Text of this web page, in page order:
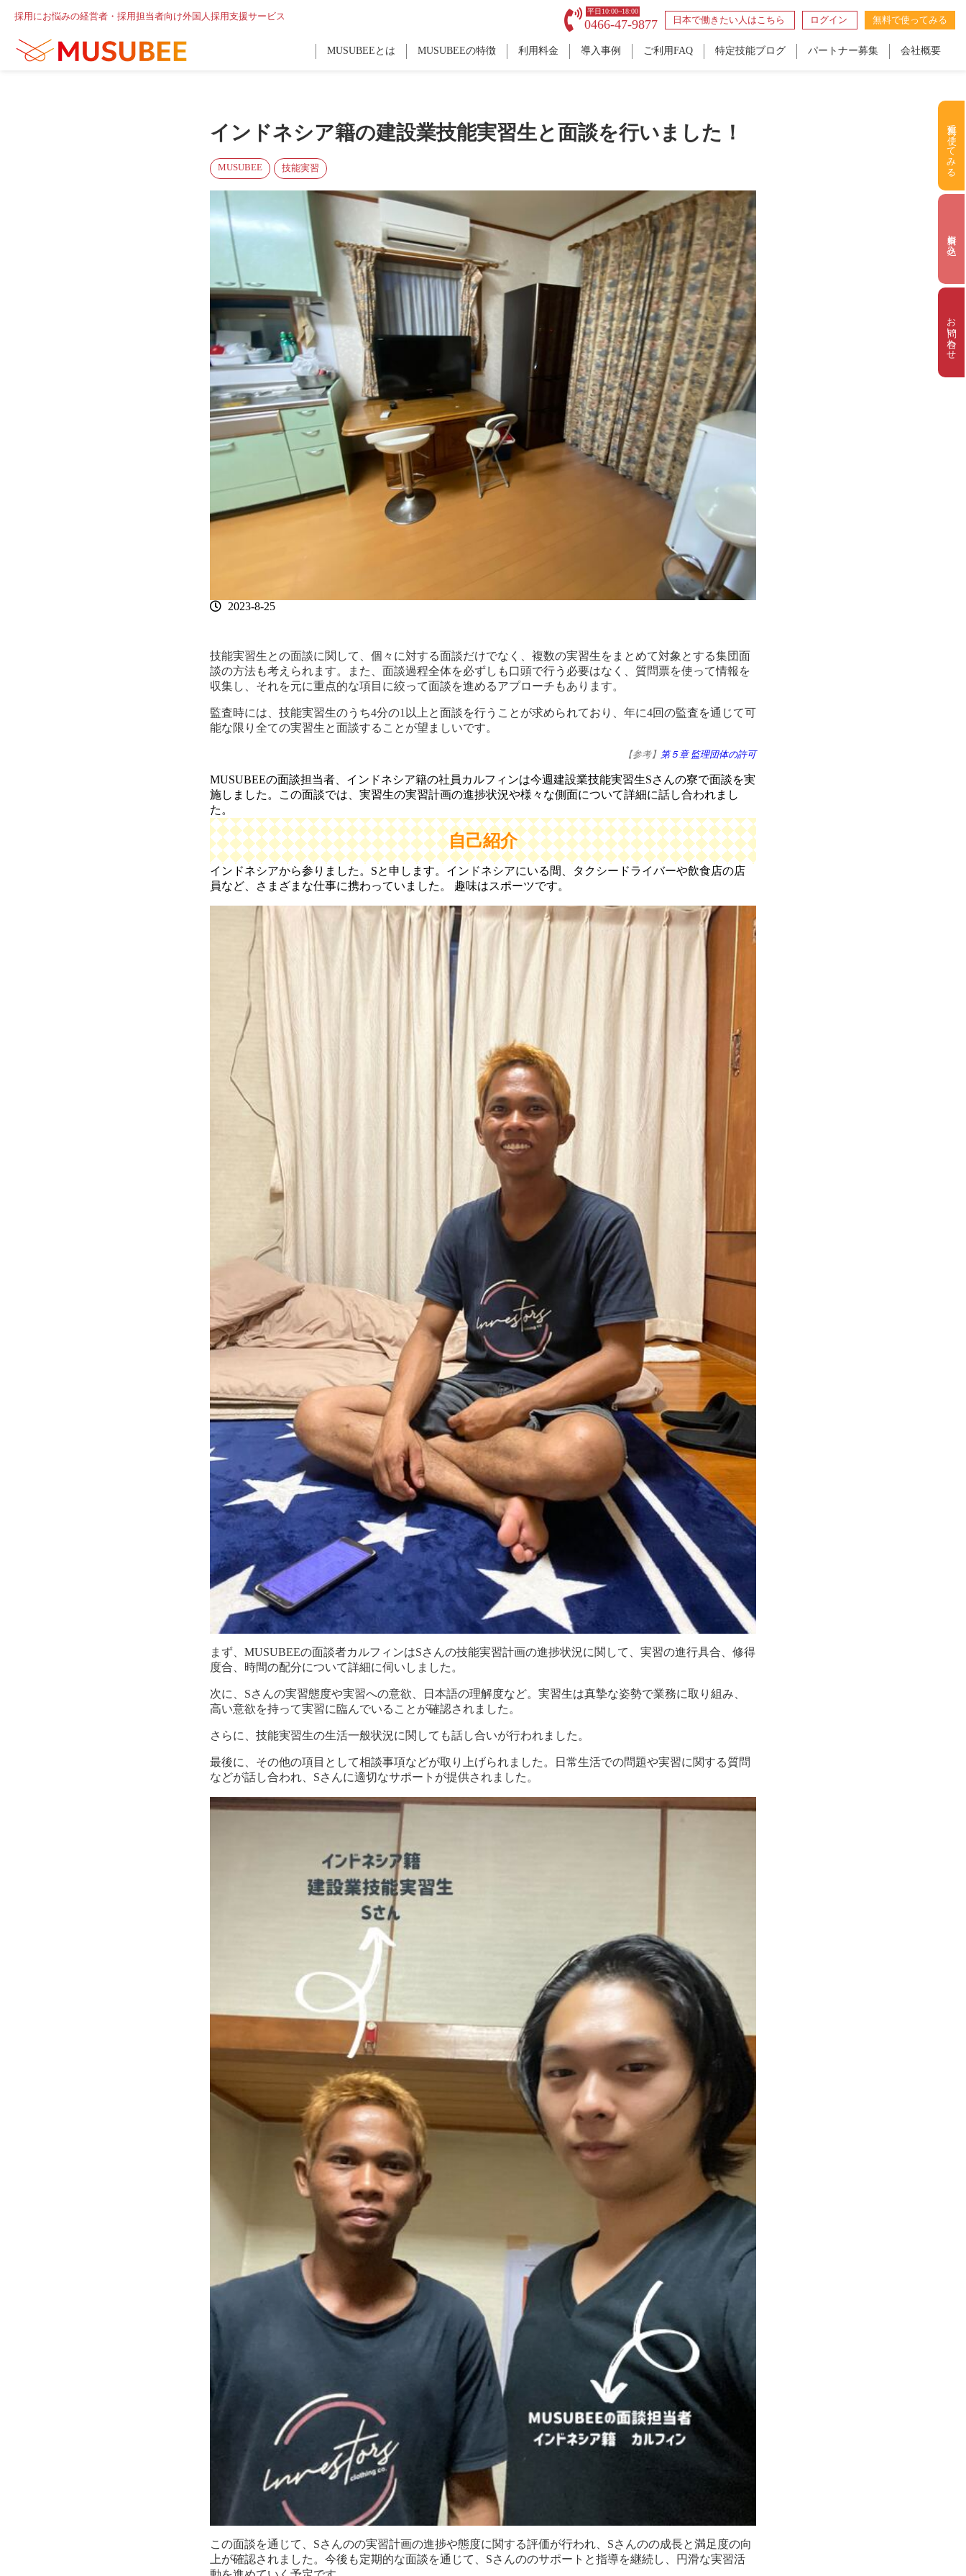
無料で使ってみる
お問い合わせ
資料申し込み
採用にお悩みの経営者・採用担当者向け外国人採用支援サービス
平日10:00~18:00
0466-47-9877 日本で働きたい人はこちら ログイン 無料で使ってみる
MUSUBEEとは MUSUBEEの特徴 利用料金 導入事例 ご利用FAQ 特定技能ブログ パートナー募集 会社概要
インドネシア籍の建設業技能実習生と面談を行いました！
MUSUBEE 技能実習
2023-8-25
技能実習生との面談に関して、個々に対する面談だけでなく、複数の実習生をまとめて対象とする集団面
談の方法も考えられます。また、面談過程全体を必ずしも口頭で行う必要はなく、質問票を使って情報を
収集し、それを元に重点的な項目に絞って面談を進めるアプローチもあります。
監査時には、技能実習生のうち4分の1以上と面談を行うことが求められており、年に4回の監査を通じて可
能な限り全ての実習生と面談することが望ましいです。
【参考】 第５章 監理団体の許可
MUSUBEEの面談担当者、インドネシア籍の社員カルフィンは今週建設業技能実習生Sさんの寮で面談を実
施しました。この面談では、実習生の実習計画の進捗状況や様々な側面について詳細に話し合われまし
た。
自己紹介
インドネシアから参りました。Sと申します。インドネシアにいる間、タクシードライバーや飲食店の店
員など、さまざまな仕事に携わっていました。 趣味はスポーツです。
まず、MUSUBEEの面談者カルフィンはSさんの技能実習計画の進捗状況に関して、実習の進行具合、修得
度合、時間の配分について詳細に伺いしました。
次に、Sさんの実習態度や実習への意欲、日本語の理解度など。実習生は真摯な姿勢で業務に取り組み、
高い意欲を持って実習に臨んでいることが確認されました。
さらに、技能実習生の生活一般状況に関しても話し合いが行われました。
最後に、その他の項目として相談事項などが取り上げられました。日常生活での問題や実習に関する質問
などが話し合われ、Sさんに適切なサポートが提供されました。
この面談を通じて、Sさんのの実習計画の進捗や態度に関する評価が行われ、Sさんのの成長と満足度の向
上が確認されました。今後も定期的な面談を通じて、Sさんののサポートと指導を継続し、円滑な実習活